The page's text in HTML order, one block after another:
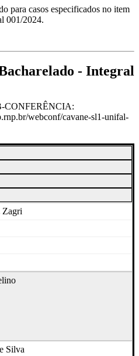
para casos especificados no item
001/2024.
- Integral
CONFERÊNCIA:
webconf/cavane-sl1-unifal-
Zagri
Silva